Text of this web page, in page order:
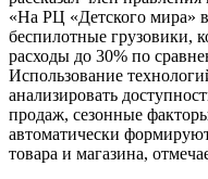
«На РЦ «Детского мира»
беспилотные грузовики,
расходы до 30% по
Использование
анализировать
продаж, сезонные
автоматически
товара и магазина,